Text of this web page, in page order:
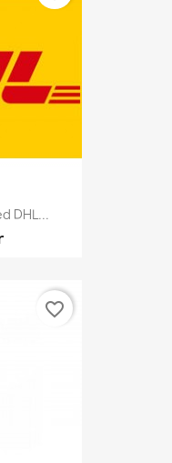
DHL...
favorite_border